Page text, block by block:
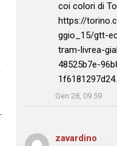
coi colori di
https://
ggio_15/gtt-
tram-livrea-
48525b7e-
Gen 28, 09:59
zavardino